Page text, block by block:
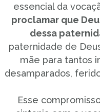
essencial da
proclamar que
dessa
paternidade de
mãe para tantos
desamparados,
Esse